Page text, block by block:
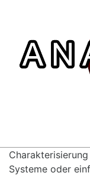
Systeme oder